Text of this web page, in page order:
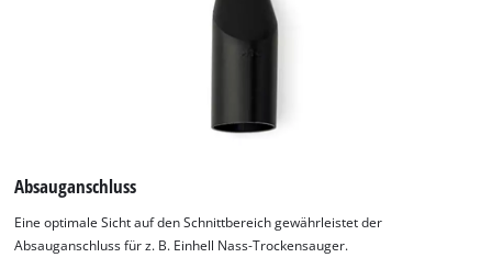
Absauganschluss
Eine optimale Sicht auf den Schnittbereich gewährleistet der
Absauganschluss für z. B. Einhell Nass-Trockensauger.